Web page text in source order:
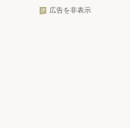
広告を非表示